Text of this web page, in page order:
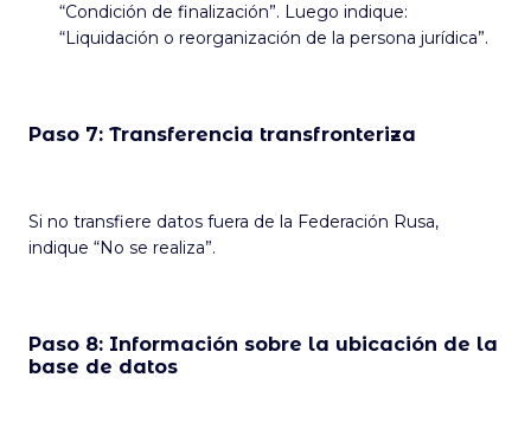
“Condición de finalización”. Luego indique:
“Liquidación o reorganización de la persona jurídica”.
Paso 7: Transferencia transfronteriza
Si no transfiere datos fuera de la Federación Rusa,
indique “No se realiza”.
Paso 8: Información sobre la ubicación de la
base de datos